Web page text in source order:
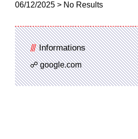
06/12/2025 > No Results
Informations
google.com